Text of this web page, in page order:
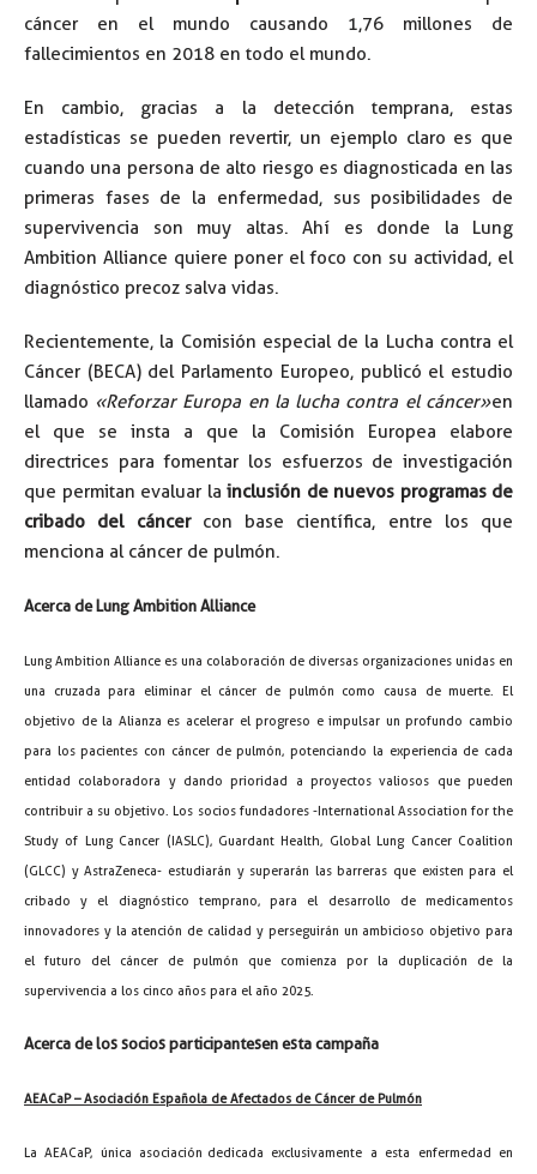
cáncer en el mundo causando 1,76 millones de
fallecimientos en 2018 en todo el mundo.
En cambio, gracias a la detección temprana, estas
estadísticas se pueden revertir, un ejemplo claro es que
cuando una persona de alto riesgo es diagnosticada en las
primeras fases de la enfermedad, sus posibilidades de
supervivencia son muy altas. Ahí es donde la Lung
Ambition Alliance quiere poner el foco con su actividad, el
diagnóstico precoz salva vidas.
Recientemente, la Comisión especial de la Lucha contra el
Cáncer (BECA) del Parlamento Europeo, publicó el estudio
llamado «Reforzar Europa en la lucha contra el cáncer»en
el que se insta a que la Comisión Europea elabore
directrices para fomentar los esfuerzos de investigación
que permitan evaluar la inclusión de nuevos programas de
cribado del cáncercon base científica, entre los que
menciona al cáncer de pulmón.
Acerca de Lung Ambition Alliance
Lung Ambition Alliance es una colaboración de diversas organizaciones unidas en
una cruzada para eliminar el cáncer de pulmón como causa de muerte. El
objetivo de la Alianza es acelerar el progreso e impulsar un profundo cambio
para los pacientes con cáncer de pulmón, potenciando la experiencia de cada
entidad colaboradora y dando prioridad a proyectos valiosos que pueden
contribuir a su objetivo. Los socios fundadores -International Association for the
Study of Lung Cancer (IASLC), Guardant Health, Global Lung Cancer Coalition
(GLCC) y AstraZeneca- estudiarán y superarán las barreras que existen para el
cribado y el diagnóstico temprano, para el desarrollo de medicamentos
innovadores y la atención de calidad y perseguirán un ambicioso objetivo para
el futuro del cáncer de pulmón que comienza por la duplicación de la
supervivencia a los cinco años para el año 2025.
Acerca de los socios participantes en esta campaña
AEACaP – Asociación Española de Afectados de Cáncer de Pulmón
La AEACaP, única asociación dedicada exclusivamente a esta enfermedad en